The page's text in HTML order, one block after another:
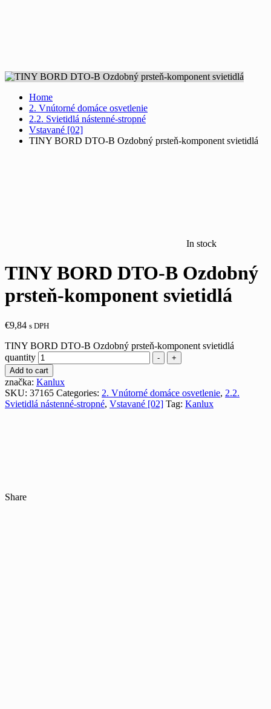
Home
2. Vnútorné domáce osvetlenie
2.2. Svietidlá nástenné-stropné
Vstavané [02]
TINY BORD DTO-B Ozdobný prsteň-komponent svietidlá
In stock
TINY BORD DTO-B Ozdobný
prsteň-komponent svietidlá
€9,84 s DPH
TINY BORD DTO-B Ozdobný prsteň-komponent svietidlá
quantity
-
+
Add to cart
značka: Kanlux
SKU: 37165 Categories: 2. Vnútorné domáce osvetlenie, 2.2.
Svietidlá nástenné-stropné, Vstavané [02] Tag: Kanlux
Share